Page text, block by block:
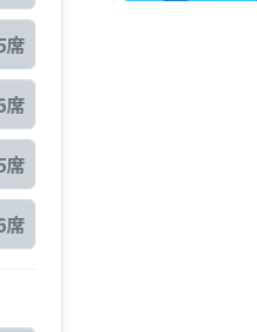
席
席
席
席